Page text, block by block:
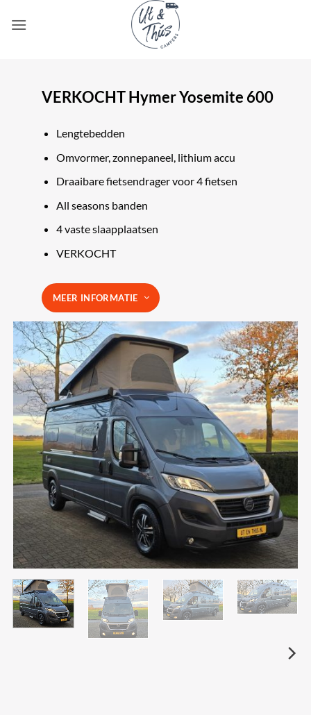
naar
VERKOCHT Hymer Yosemite 600
Lengtebedden
Omvormer, zonnepaneel, lithium accu
Draaibare fietsendrager voor 4 fietsen
All seasons banden
4 vaste slaapplaatsen
VERKOCHT
MEER INFORMATIE